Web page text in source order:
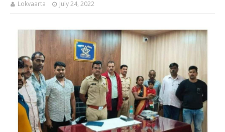
Lokvaarta July 24, 2022